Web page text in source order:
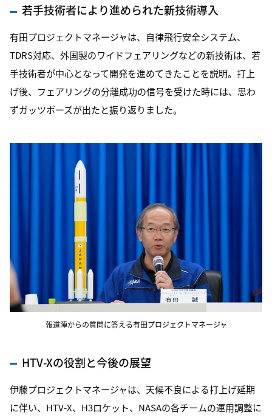
若手技術者により進められた新技術導入
有田プロジェクトマネージャは、自律飛行安全システム、
TDRS対応、外国製のワイドフェアリングなどの新技術は、若
手技術者が中心となって開発を進めてきたことを説明。打上
げ後、フェアリングの分離成功の信号を受けた時には、思わ
ずガッツポーズが出たと振り返りました。
報道陣からの質問に答える有田プロジェクトマネージャ
HTV-Xの役割と今後の展望
伊藤プロジェクトマネージャは、天候不良による打上げ延期
に伴い、HTV-X、H3ロケット、NASAの各チームの運用調整に